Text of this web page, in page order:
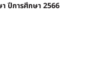
ปีการศึกษา 2566